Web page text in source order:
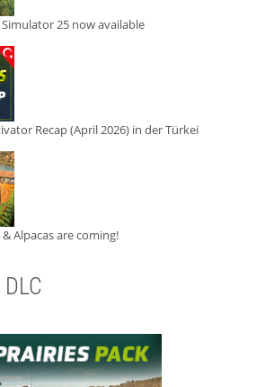
25 now available
Recap (April 2026) in der Türkei
Alpacas are coming!